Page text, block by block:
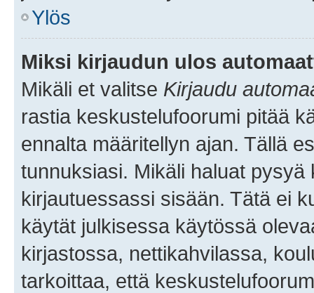
Ylös
Miksi kirjaudun ulos
Mikäli et valitse Kirjaudu
rastia keskustelufoorumi pitää
ennalta määritellyn ajan. Tällä
tunnuksiasi. Mikäli haluat
kirjautuessassi sisään. Tätä ei
käytät julkisessa käytössä
kirjastossa, nettikahvilassa,
tarkoittaa, että